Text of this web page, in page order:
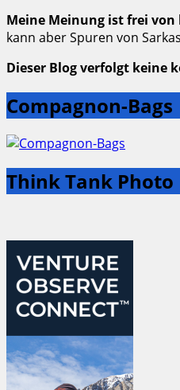
Meine Meinung ist frei
kann aber Spuren von
Dieser Blog verfolgt keine
Compagnon-Bags
Think Tank Photo